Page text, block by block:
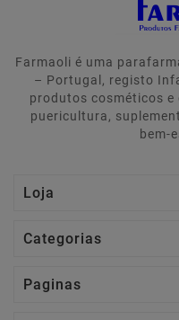
Farmaoli é uma
– Portugal, registo
produtos cosméticos
puericultura,
bem-
Loja
Categorias
Paginas